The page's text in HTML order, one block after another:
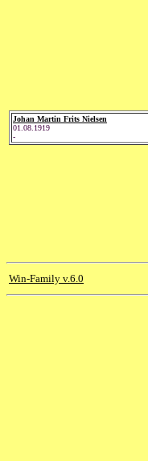
Johan Martin Frits Nielsen
01.08.1919
-
Win-Family v.6.0